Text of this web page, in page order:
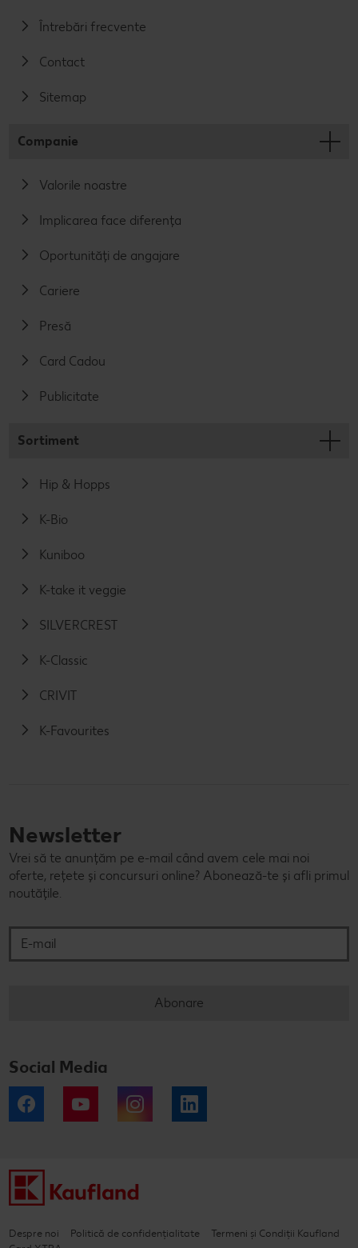
Întrebări frecvente
Contact
Sitemap
Companie
Valorile noastre
Implicarea face diferența
Oportunități de angajare
Cariere
Presă
Card Cadou
Publicitate
Sortiment
Hip & Hopps
K-Bio
Kuniboo
K-take it veggie
SILVERCREST
K-Classic
CRIVIT
K-Favourites
Newsletter
Vrei să te anunțăm pe e-mail când avem cele mai noi
oferte, rețete și concursuri online? Abonează-te și afli primul
noutățile.
Abonare
Social Media
Facebook YouTube Instagram
Despre noi Politică de confidențialitate
Termeni și Condiții Kaufland